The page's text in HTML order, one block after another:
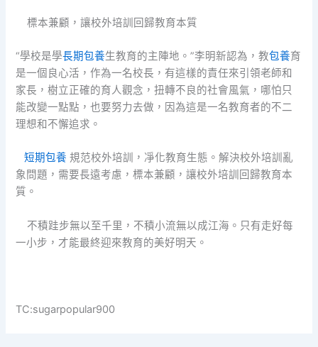
標本兼顧，讓校外培訓回歸教育本質
“學校是學長期包養生教育的主陣地。”李明新認為，教包養育
是一個良心活，作為一名校長，有這樣的責任來引領老師和
家長，樹立正確的育人觀念，扭轉不良的社會風氣，哪怕只
能改變一點點，也要努力去做，因為這是一名教育者的不二
理想和不懈追求。
短期包養 規范校外培訓，凈化教育生態。解決校外培訓亂
象問題，需要長遠考慮，標本兼顧，讓校外培訓回歸教育本
質。
不積跬步無以至千里，不積小流無以成江海。只有走好每
一小步，才能最終迎來教育的美好明天。
TC:sugarpopular900